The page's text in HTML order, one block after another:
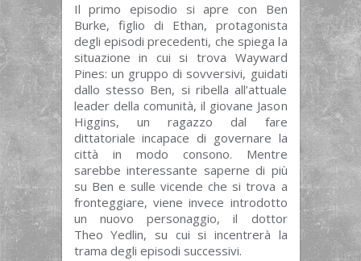
Il primo episodio si apre con Ben
Burke, figlio di Ethan, protagonista
degli episodi precedenti, che spiega la
situazione in cui si trova Wayward
Pines: un gruppo di sovversivi, guidati
dallo stesso Ben, si ribella all’attuale
leader della comunità, il giovane Jason
Higgins, un ragazzo dal fare
dittatoriale incapace di governare la
città in modo consono. Mentre
sarebbe interessante saperne di più
su Ben e sulle vicende che si trova a
fronteggiare, viene invece introdotto
un nuovo personaggio, il dottor
Theo Yedlin, su cui si incentrerà la
trama degli episodi successivi.